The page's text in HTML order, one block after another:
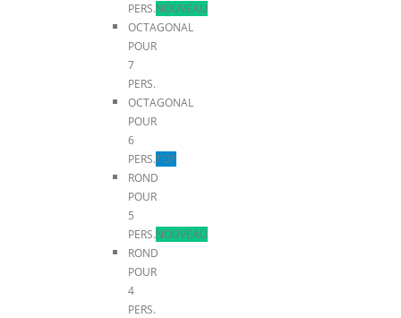
PERS.NOUVEAU
OCTAGONAL
POUR
7
PERS.
OCTAGONAL
POUR
6
PERS.TOP
ROND
POUR
5
PERS.NOUVEAU
ROND
POUR
4
PERS.